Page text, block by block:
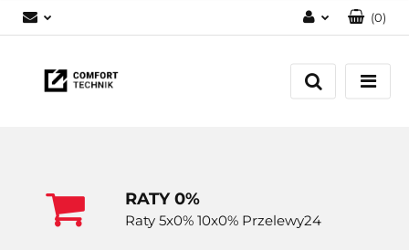
Zaloguj się
Zarejestruj się
(0)
RATY 0%
Raty 5x0% 10x0% Przelewy24